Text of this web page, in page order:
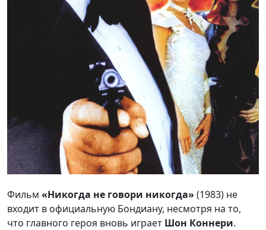
Фильм «Никогда не говори никогда» (1983) не
входит в официальную Бондиану, несмотря на то,
что главного героя вновь играет Шон Коннери.